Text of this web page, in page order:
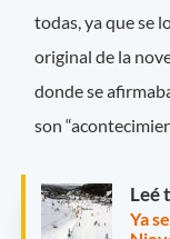
todas, ya que se
original de la
donde se
son
Leé
Ya